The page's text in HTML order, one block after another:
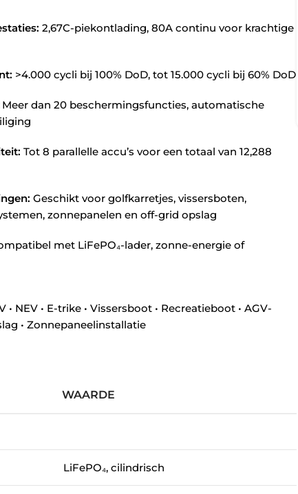
2,67C-piekontlading, 80A continu voor krachtige
>4.000 cycli bij 100% DoD, tot 15.000 cycli bij 60% DoD
Meer dan 20 beschermingsfuncties, automatische
Tot 8 parallelle accu’s voor een totaal van 12,288
Geschikt voor golfkarretjes, vissersboten,
zonnepanelen en off-grid opslag
met LiFePO₄-lader, zonne-energie of
• NEV • E-trike • Vissersboot • Recreatieboot • AGV-
• Zonnepaneelinstallatie
WAARDE
LiFePO₄, cilindrisch